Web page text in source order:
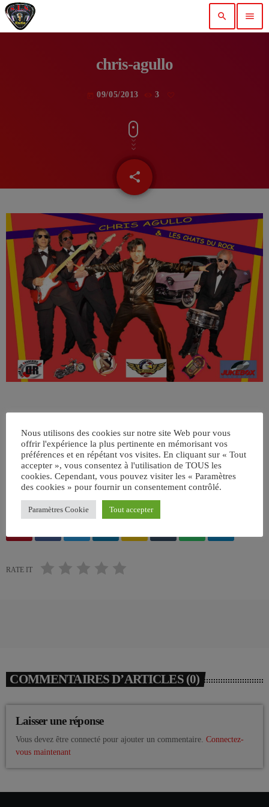
search menu
chris-agullo
09/05/2013 3
share
email
ÉCRIT PAR:JEAN-CLAUDE
RATE IT
COMMENTAIRES D’ARTICLES (0)
Laisser une réponse
Vous devez être connecté pour ajouter un commentaire. Connectez-
vous maintenant
Nous utilisons des cookies sur notre site Web pour vous
offrir l'expérience la plus pertinente en mémorisant vos
préférences et en répétant vos visites. En cliquant sur « Tout
accepter », vous consentez à l'utilisation de TOUS les
cookies. Cependant, vous pouvez visiter les « Paramètres
des cookies » pour fournir un consentement contrôlé.
Paramètres Cookie Tout accepter